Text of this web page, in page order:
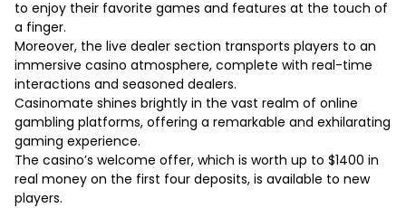
to enjoy their favorite games and features at the touch of
a finger.
Moreover, the live dealer section transports players to an
immersive casino atmosphere, complete with real-time
interactions and seasoned dealers.
Casinomate shines brightly in the vast realm of online
gambling platforms, offering a remarkable and exhilarating
gaming experience.
The casino’s welcome offer, which is worth up to $1400 in
real money on the first four deposits, is available to new
players.